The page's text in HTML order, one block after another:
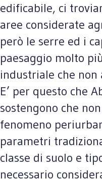
edificabile, ci
aree considerate
però le serre ed i
paesaggio molto
industriale che non
E’ per questo che
sostengono che
fenomeno
parametri
classe di suolo e
necessario